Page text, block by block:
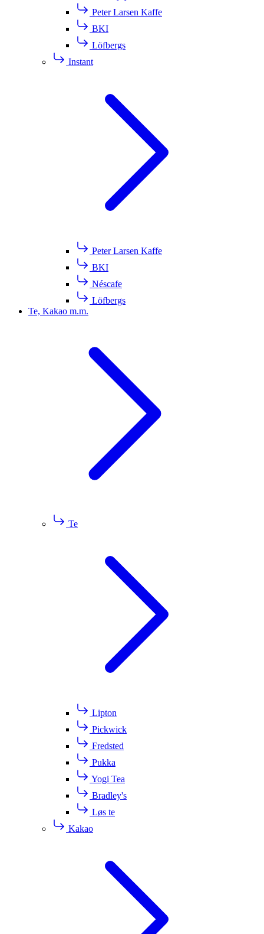
Peter Larsen Kaffe
BKI
Löfbergs
Instant
Peter Larsen Kaffe
BKI
Néscafe
Löfbergs
Te, Kakao m.m.
Te
Lipton
Pickwick
Fredsted
Pukka
Yogi Tea
Bradley's
Løs te
Kakao